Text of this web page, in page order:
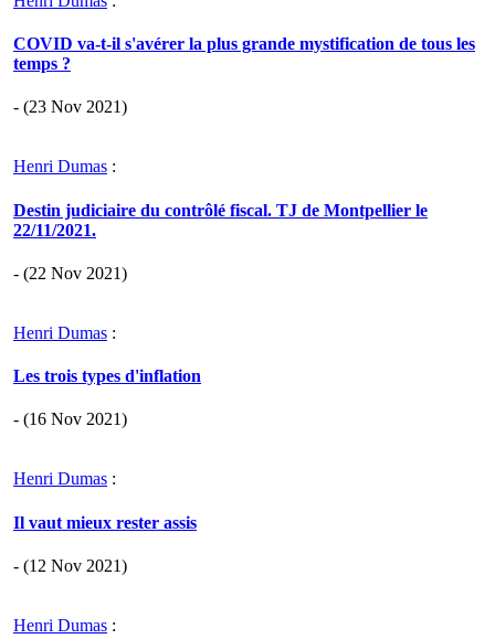
COVID va-t-il s'avérer la plus grande mystification de tous les
temps ?
- (23 Nov 2021)
Henri Dumas :
Destin judiciaire du contrôlé fiscal. TJ de Montpellier le
22/11/2021.
- (22 Nov 2021)
Henri Dumas :
Les trois types d'inflation
- (16 Nov 2021)
Henri Dumas :
Il vaut mieux rester assis
- (12 Nov 2021)
Henri Dumas :